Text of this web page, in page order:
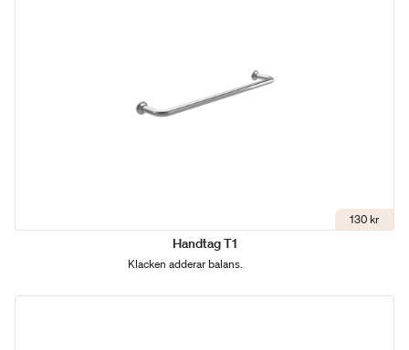
130 kr
Handtag T1
Klacken adderar balans.